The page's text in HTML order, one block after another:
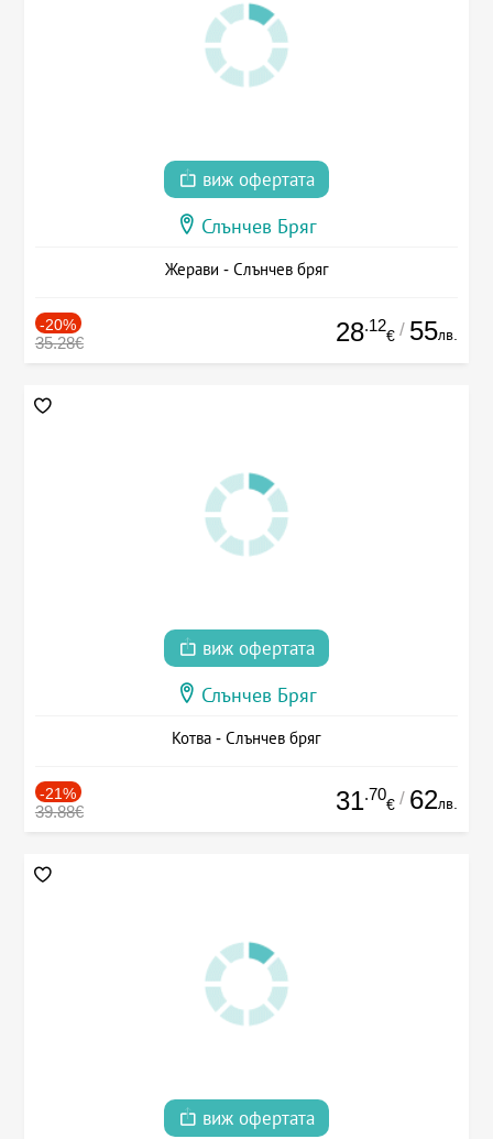
виж офертата
Слънчев Бряг
Жерави - Слънчев бряг
-20%
35.28€ 28.12
€ / 55лв.
виж офертата
Слънчев Бряг
Котва - Слънчев бряг
-21%
39.88€ 31.70
€ / 62лв.
виж офертата